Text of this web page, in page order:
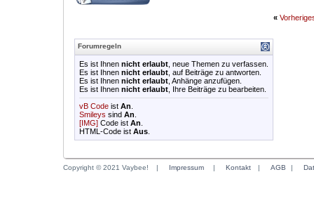
«
Forumregeln
Es ist Ihnen nicht erlaubt , neue Themen zu verfassen.
Es ist Ihnen nicht erlaubt , auf Beiträge zu antworten.
Es ist Ihnen nicht erlaubt , Anhänge anzufügen.
Es ist Ihnen nicht erlaubt , Ihre Beiträge zu bearbeiten.
vB Code ist An
Smileys sind An
[IMG] Code ist An
HTML-Code ist Aus
Copyright © 2021 Vaybee! | Impressum | Kontakt | AGB |